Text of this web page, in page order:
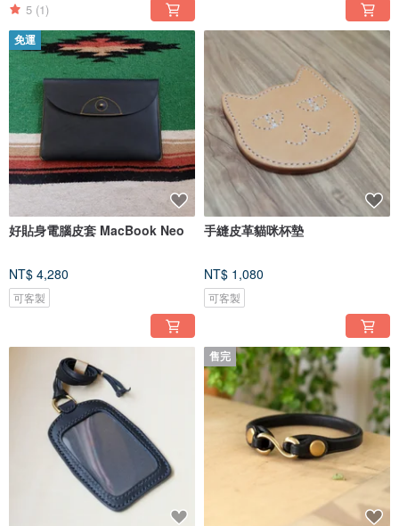
5 (1)
免運
好貼身電腦皮套 MacBook Neo
NT$ 4,280
可客製
手縫皮革貓咪杯墊
NT$ 1,080
可客製
售完